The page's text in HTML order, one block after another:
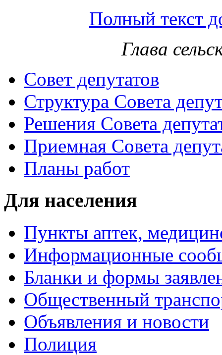
Полный текст
Глава
Совет депутатов
Структура Совета
Решения Совета
Приемная Совета
Планы работ
Для населения
Пункты аптек,
Информационные
Бланки и формы
Общественный
Объявления и новости
Полиция